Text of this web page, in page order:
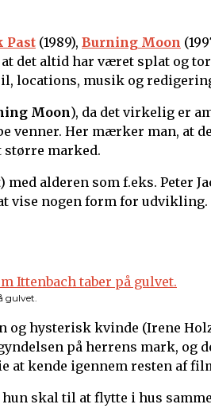
Past (1989), Burning Moon
det altid har været splat og
locations, musik og
Moon), da det virkelig er
venner. Her mærker man, at
større marked.
alderen som f.eks. Peter
vise nogen form for udvikling.
gulvet.
og hysterisk kvinde (Irene
på herrens mark, og
kende igennem resten af
skal til at flytte i hus